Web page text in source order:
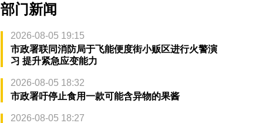
部门新闻
2026-08-05 19:15
市政署联同消防局于飞能便度街小贩区进行火警演
习 提升紧急应变能力
2026-08-05 18:32
市政署吁停止食用一款可能含异物的果酱
2026-08-05 18:27